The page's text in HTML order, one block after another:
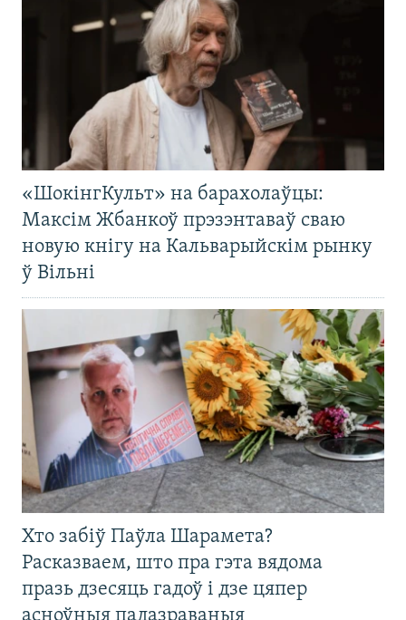
«ШокінгКульт» на барахолаўцы:
Максім Жбанкоў прэзэнтаваў сваю
новую кнігу на Кальварыйскім рынку
ў Вільні
Хто забіў Паўла Шарамета?
Расказваем, што пра гэта вядома
празь дзесяць гадоў і дзе цяпер
асноўныя падазраваныя